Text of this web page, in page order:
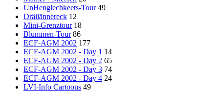
UnHenglechkeets-Tour 49
Dräilännereck 12
Mini-Grenztour 18
Blummen-Tour 86
ECF-AGM 2002 177
ECF-AGM 2002 - Day 1 14
ECF-AGM 2002 - Day 2 65
ECF-AGM 2002 - Day 3 74
ECF-AGM 2002 - Day 4 24
LVI-Info Cartoons 49